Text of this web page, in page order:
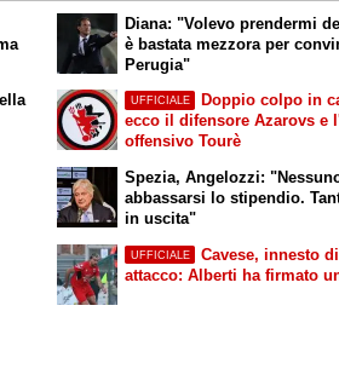
Diana: "Volevo prendermi
è bastata mezzora per
Perugia"
UFFICIALE
Doppio colpo in
ecco il difensore Azarovs e
offensivo Tourè
Spezia, Angelozzi:
abbassarsi lo stipendio.
in uscita"
UFFICIALE
Cavese, innesto
attacco: Alberti ha firmato